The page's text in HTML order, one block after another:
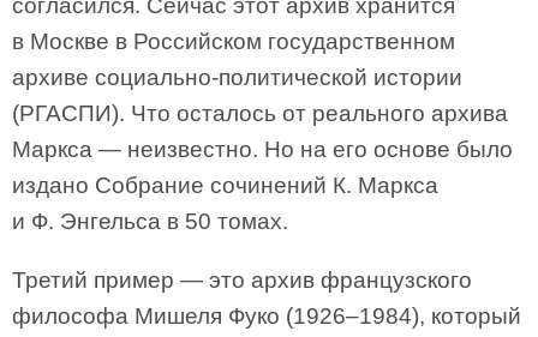
согласился. Сейчас этот архив хранится
в Москве в Российском государственном
архиве социально-политической истории
(РГАСПИ). Что осталось от реального архива
Маркса — неизвестно. Но на его основе было
издано Собрание сочинений К. Маркса
и Ф. Энгельса в 50 томах.
Третий пример — это архив французского
философа Мишеля Фуко (1926–1984), который